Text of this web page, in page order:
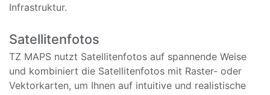
Infrastruktur.
Satellitenfotos
TZ MAPS nutzt Satellitenfotos auf spannende Weise
und kombiniert die Satellitenfotos mit Raster- oder
Vektorkarten, um Ihnen auf intuitive und realistische